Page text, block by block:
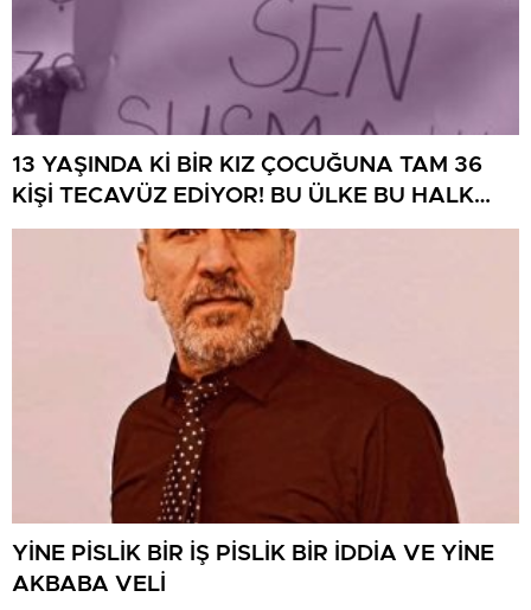
13 YAŞINDA Kİ BİR KIZ ÇOCUĞUNA TAM 36
KİŞİ TECAVÜZ EDİYOR! BU ÜLKE BU HALK
NEREYE SAVRULDU NASIL SAVRULDU!
YİNE PİSLİK BİR İŞ PİSLİK BİR İDDİA VE YİNE
AKBABA VELİ